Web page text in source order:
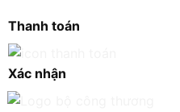
Thanh toán
Xác nhận